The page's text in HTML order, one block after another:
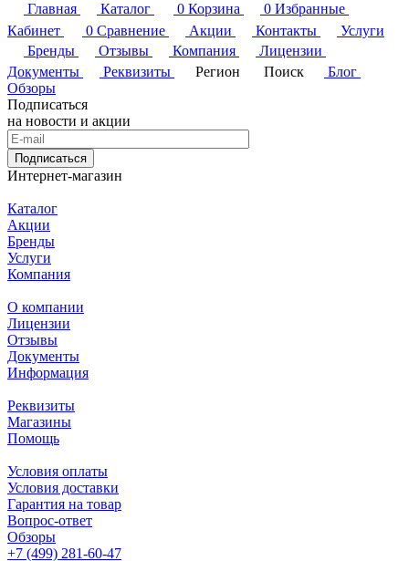
Главная
Каталог 0 Корзина 0 Избранные
Кабинет
0 Сравнение Акции Контакты
Услуги
Бренды
Отзывы Компания
Лицензии
Документы
Реквизиты Регион Поиск
Блог
Обзоры
Подписаться
на новости и акции
Подписаться
Интернет-магазин
Каталог
Акции
Бренды
Услуги
Компания
О компании
Лицензии
Отзывы
Документы
Информация
Реквизиты
Магазины
Помощь
Условия оплаты
Условия доставки
Гарантия на товар
Вопрос-ответ
Обзоры
+7 (499) 281-60-47